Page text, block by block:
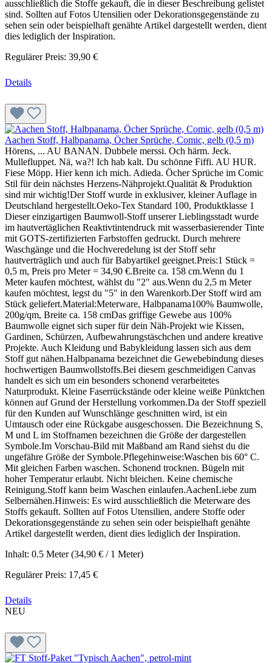
ausschließlich die Stoffe gekauft, die in dieser Beschreibung gelistet
sind. Sollten auf Fotos Utensilien oder Dekorationsgegenstände zu
sehen sein oder beispielhaft genähte Artikel dargestellt werden, dient
dies lediglich der Inspiration.
Regulärer Preis: 39,90 €
Details
Aachen Stoff, Halbpanama, Öcher Sprüche, Comic, gelb (0,5 m)
Hörens, ... AU BANAN. Dubbele merssi. Och härm. Jeck.
Mullefluppet. Nä, wa?! Ich hab kalt. Du schönne Fiffi. AU HUR.
Fiese Möpp. Hier kenn ich mich. Adieda. Öcher Sprüche im Comic
Stil für dein nächstes Herzens-Nähprojekt.Qualität & Produktion
sind mir wichtig!Der Stoff wurde in exklusiver, kleiner Auflage in
Deutschland hergestellt.Oeko-Tex Standard 100, Produktklasse 1
Dieser einzigartigen Baumwoll-Stoff unserer Lieblingsstadt wurde
im hautvertäglichen Reaktivtintendruck mit wasserbasierender Tinte
mit GOTS-zertifizierten Farbstoffen gedruckt. Durch mehrere
Waschgänge und die Hochveredelung ist der Stoff sehr
hautverträglich und auch für Babyartikel geeignet.Preis:1 Stück =
0,5 m, Preis pro Meter = 34,90 €.Breite ca. 158 cm.Wenn du 1
Meter kaufen möchtest, wählst du "2" aus.Wenn du 2,5 m Meter
kaufen möchtest, legst du "5" in den Warenkorb.Der Stoff wird am
Stück geliefert.Material:Meterware, Halbpanama100% Baumwolle,
200g/qm, Breite ca. 158 cmDas griffige Gewebe aus 100%
Baumwolle eignet sich super für dein Näh-Projekt wie Kissen,
Gardinen, Schürzen, Aufbewahrungstäschchen und andere kreative
Projekte. Auch Kleidung und Babykleidung lassen sich aus dem
Stoff gut nähen.Halbpanama bezeichnet die Gewebebindung dieses
hochwertigen Baumwollstoffs.Bei diesem geschmeidigen Canvas
handelt es sich um ein besonders schonend verarbeitetes
Naturprodukt. Kleine Faserrückstände oder kleine weiße Pünktchen
können auf Grund der Herstellung vorkommen.Da der Stoff speziell
für den Kunden auf Wunschlänge geschnitten wird, ist ein
Umtausch oder eine Rückgabe ausgeschossen. Die Bezeichnung S,
M und L im Stoffnamen bezeichnen die Größe der dargestellen
Symbole.Im Vorschau-Bild mit Maßband am Rand siehst du die
ungefähre Größe der Symbole.Pflegehinweise:Waschen bis 60° C.
Mit gleichen Farben waschen. Schonend trocknen. Bügeln mit
hoher Temperatur erlaubt. Nicht bleichen. Keine chemische
Reinigung.Stoff kann beim Waschen einlaufen.AachenLiebe zum
Selbernähen.Hinweis: Es wird ausschließlich die Meterware des
Stoffs gekauft. Sollten auf Fotos Utensilien, andere Stoffe oder
Dekorationsgegenstände zu sehen sein oder beispielhaft genähte
Artikel dargestellt werden, dient dies lediglich der Inspiration.
Inhalt: 0.5 Meter(34,90 € / 1 Meter)
Regulärer Preis: 17,45 €
Details
NEU